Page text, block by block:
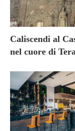
Caliscendi al
nel cuore di